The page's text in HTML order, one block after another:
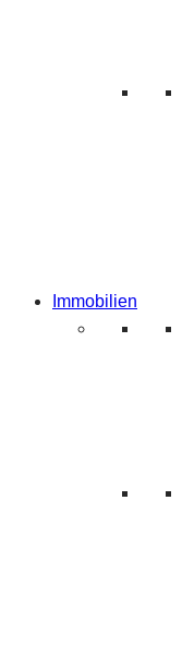
Immobilien